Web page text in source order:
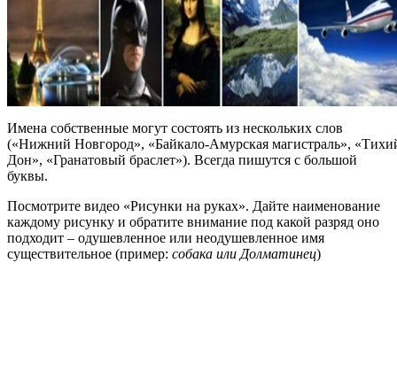
Имена собственные могут состоять из нескольких слов
(«Нижний Новгород», «Байкало-Амурская магистраль»,
Дон», «Гранатовый браслет»). Всегда пишутся с большой
буквы.
Посмотрите видео «Рисунки на руках». Дайте наименование
каждому рисунку и обратите внимание под какой разряд оно
подходит – одушевленное или неодушевленное имя
существительное (пример: собака или Долматинец)